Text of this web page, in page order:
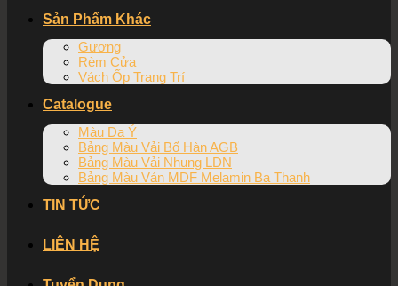
Sản Phẩm Khác
Gương
Rèm Cửa
Vách Ốp Trang Trí
Catalogue
Màu Da Ý
Bảng Màu Vải Bố Hàn AGB
Bảng Màu Vải Nhung LDN
Bảng Màu Ván MDF Melamin Ba Thanh
TIN TỨC
LIÊN HỆ